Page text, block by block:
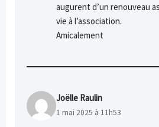
augurent d’un renouveau
vie à l’association.
Amicalement
Joëlle Raulin
1 mai 2025 à 11h53